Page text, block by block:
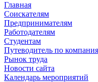
Главная
Соискателям
Предпринимателям
Работодателям
Студентам
Путеводитель по
Рынок труда
Новости сайта
Календарь мероприятий